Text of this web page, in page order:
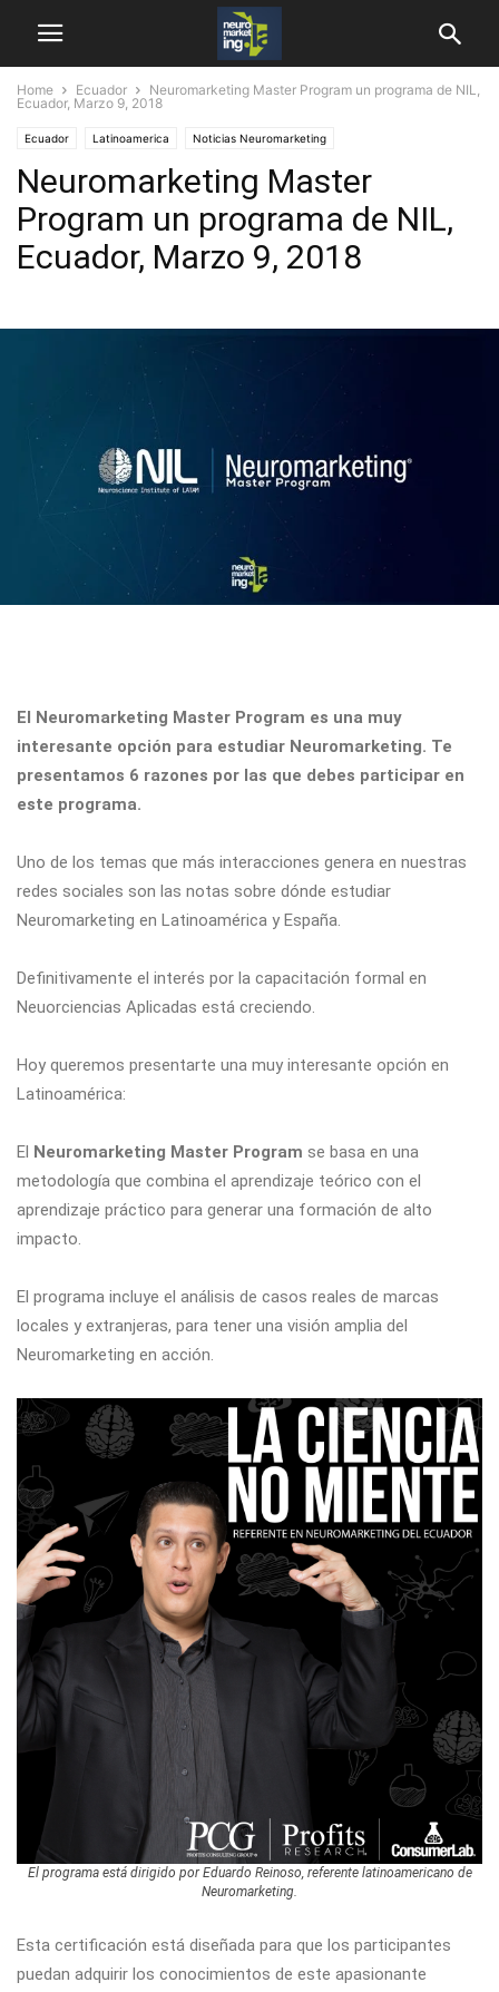
Home Ecuador
Neuromarketing Master Program un programa de NIL,
Ecuador, Marzo 9, 2018
Ecuador Latinoamerica Noticias Neuromarketing
Neuromarketing Master
Program un programa de NIL,
Ecuador, Marzo 9, 2018
El Neuromarketing Master Program es una muy
interesante opción para estudiar Neuromarketing. Te
presentamos 6 razones por las que debes participar en
este programa.
Uno de los temas que más interacciones genera en nuestras
redes sociales son las notas sobre dónde estudiar
Neuromarketing en Latinoamérica y España.
Definitivamente el interés por la capacitación formal en
Neuorciencias Aplicadas está creciendo.
Hoy queremos presentarte una muy interesante opción en
Latinoamérica:
El Neuromarketing Master Program se basa en una
metodología que combina el aprendizaje teórico con el
aprendizaje práctico para generar una formación de alto
impacto.
El programa incluye el análisis de casos reales de marcas
locales y extranjeras, para tener una visión amplia del
Neuromarketing en acción.
El programa está dirigido por Eduardo Reinoso, referente latinoamericano de
Neuromarketing.
Esta certificación está diseñada para que los participantes
puedan adquirir los conocimientos de este apasionante